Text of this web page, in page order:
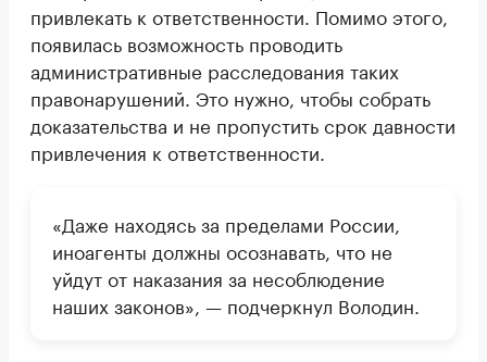
привлекать к ответственности. Помимо этого,
появилась возможность проводить
административные расследования таких
правонарушений. Это нужно, чтобы собрать
доказательства и не пропустить срок давности
привлечения к ответственности.
«Даже находясь за пределами России,
иноагенты должны осознавать, что не
уйдут от наказания за несоблюдение
наших законов», — подчеркнул Володин.